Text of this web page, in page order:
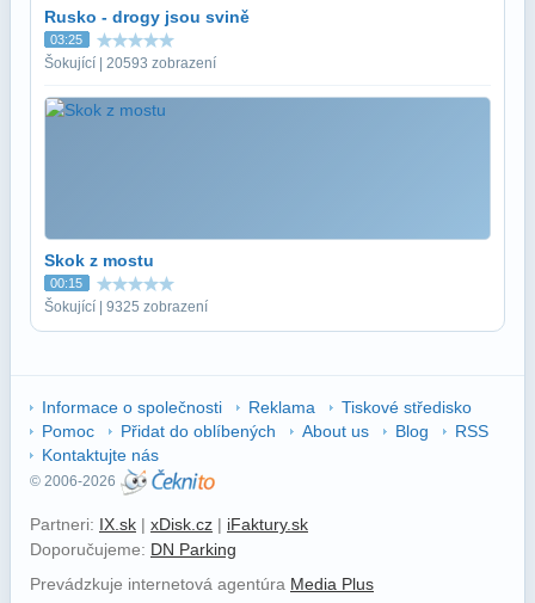
Rusko - drogy jsou svině
03:25
Šokující | 20593 zobrazení
Skok z mostu
00:15
Šokující | 9325 zobrazení
Informace o společnosti Reklama
Tiskové středisko
Pomoc
Přidat do oblíbených About us Blog
RSS
Kontaktujte nás
© 2006-2026
Partneri: IX.sk | xDisk.cz | iFaktury.sk
Doporučujeme: DN Parking
Prevádzkuje internetová agentúra Media Plus